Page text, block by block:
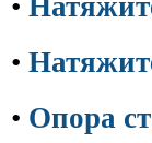
•
•
• Опора